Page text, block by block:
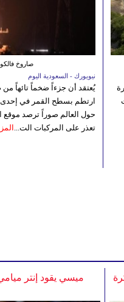
صاروخ فالكون 9 تابع لشركة
نيويورك - السعودية اليوم
ارتطم بسطح القمر في إحدى
حول العالم صوراً ترصد
تعذر على المركبات الت...
ميسي يقود إنتر